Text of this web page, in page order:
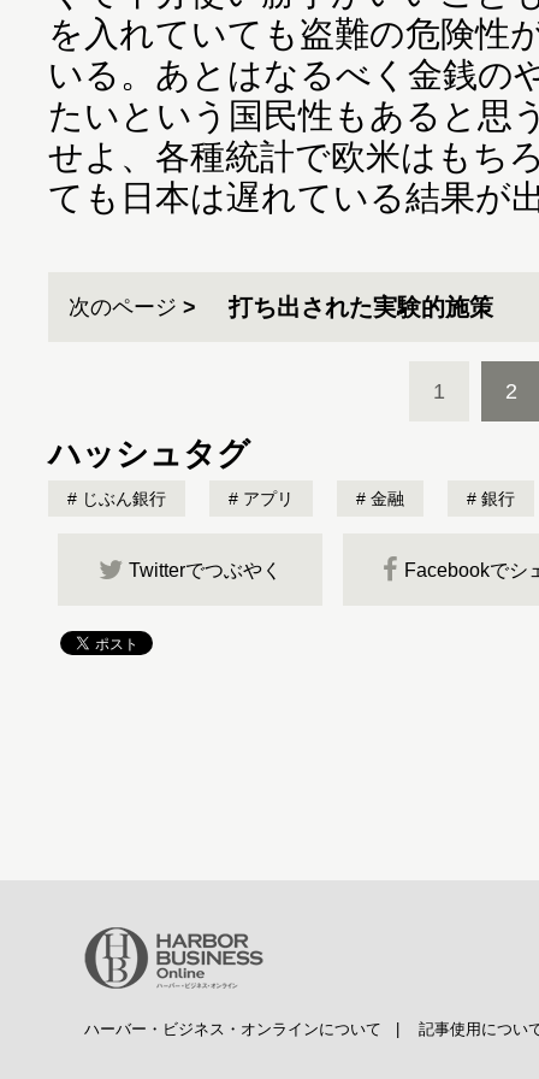
を入れていても盗難の危険性
いる。あとはなるべく金銭の
たいという国民性もあると思
せよ、各種統計で欧米はもち
ても日本は遅れている結果が
次のページ 打ち出された実験的施策
1 2
ハッシュタグ
じぶん銀行 アプリ 金融 銀行
Twitterでつぶやく Facebookでシ
ハーバー・ビジネス・オンラインについて 記事使用につい